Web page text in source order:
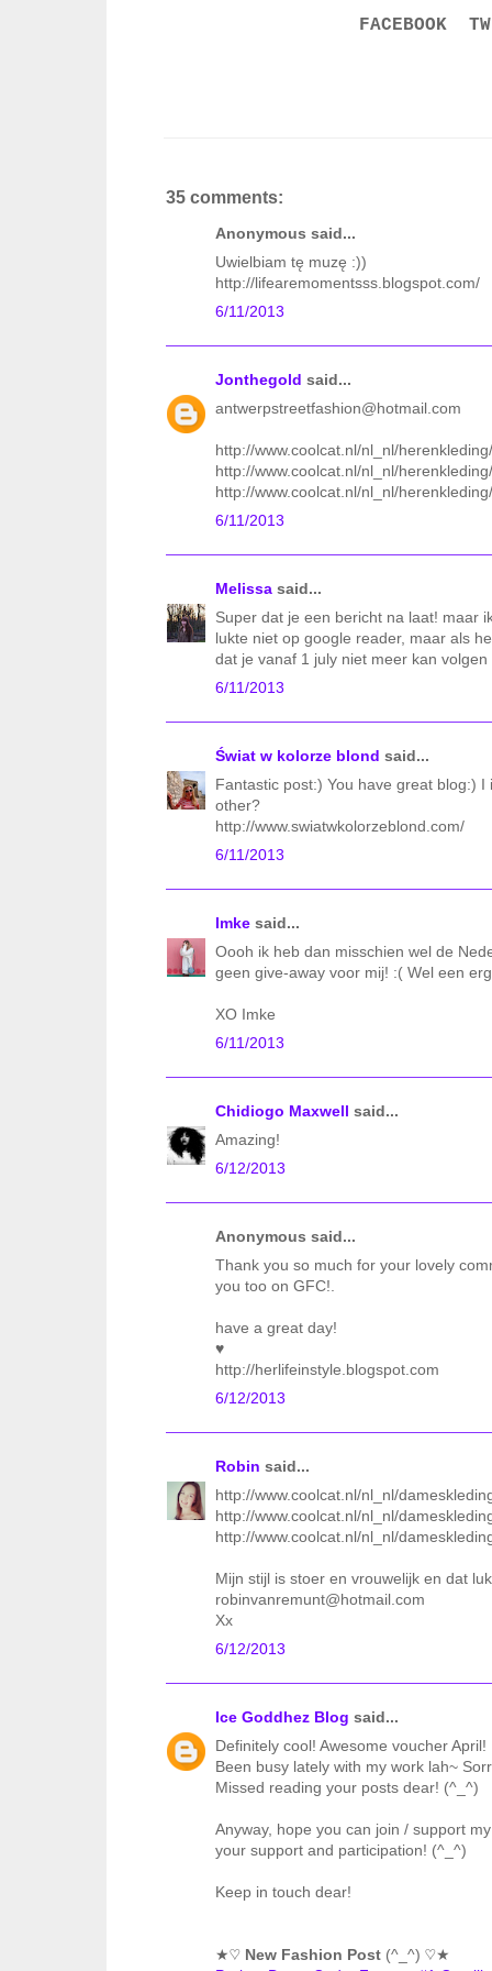
FACEBOOK
35 comments:
Anonymous said...
Uwielbiam tę muzę :))
http://lifearemomentsss.blogspot.com/
6/11/2013
Jonthegold said...
antwerpstreetfashion@hotmail.com
http://www.coolcat.nl/nl_nl/
http://www.coolcat.nl/nl_nl/
http://www.coolcat.nl/nl_nl/
6/11/2013
Melissa said...
Super dat je een bericht na laat! maar
lukte niet op google reader, maar als
dat je vanaf 1 july niet meer kan
6/11/2013
Świat w kolorze blond said...
Fantastic post:) You have great blog:)
other?
http://www.swiatwkolorzeblond.com/
6/11/2013
Imke said...
Oooh ik heb dan misschien wel de
geen give-away voor mij! :( Wel een
XO Imke
6/11/2013
Chidiogo Maxwell said...
Amazing!
6/12/2013
Anonymous said...
Thank you so much for your lovely
you too on GFC!.
have a great day!
♥
http://herlifeinstyle.blogspot.com
6/12/2013
Robin said...
http://www.coolcat.nl/nl_nl/
http://www.coolcat.nl/nl_nl/
http://www.coolcat.nl/nl_nl/
Mijn stijl is stoer en vrouwelijk en dat
robinvanremunt@hotmail.com
Xx
6/12/2013
Ice Goddhez Blog said...
Definitely cool! Awesome voucher April!
Been busy lately with my work lah~
Missed reading your posts dear! (^_^)
Anyway, hope you can join / support
your support and participation! (^_^)
Keep in touch dear!
★♡ New Fashion Post (^_^) ♡★